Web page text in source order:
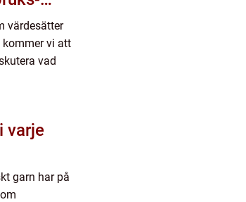
värdesätter
kommer vi att
vad
varje
garn har på